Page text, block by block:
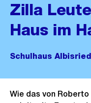
Zilla
Haus im
Schulhaus
Wie das von